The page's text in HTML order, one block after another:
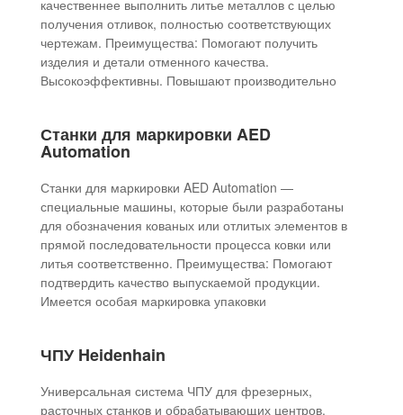
качественнее выполнить литье металлов с целью
получения отливок, полностью соответствующих
чертежам. Преимущества: Помогают получить
изделия и детали отменного качества.
Высокоэффективны. Повышают производительно
Станки для маркировки AED
Automation
Станки для маркировки AED Automation —
специальные машины, которые были разработаны
для обозначения кованых или отлитых элементов в
прямой последовательности процесса ковки или
литья соответственно. Преимущества: Помогают
подтвердить качество выпускаемой продукции.
Имеется особая маркировка упаковки
ЧПУ Heidenhain
Универсальная система ЧПУ для фрезерных,
расточных станков и обрабатывающих центров.